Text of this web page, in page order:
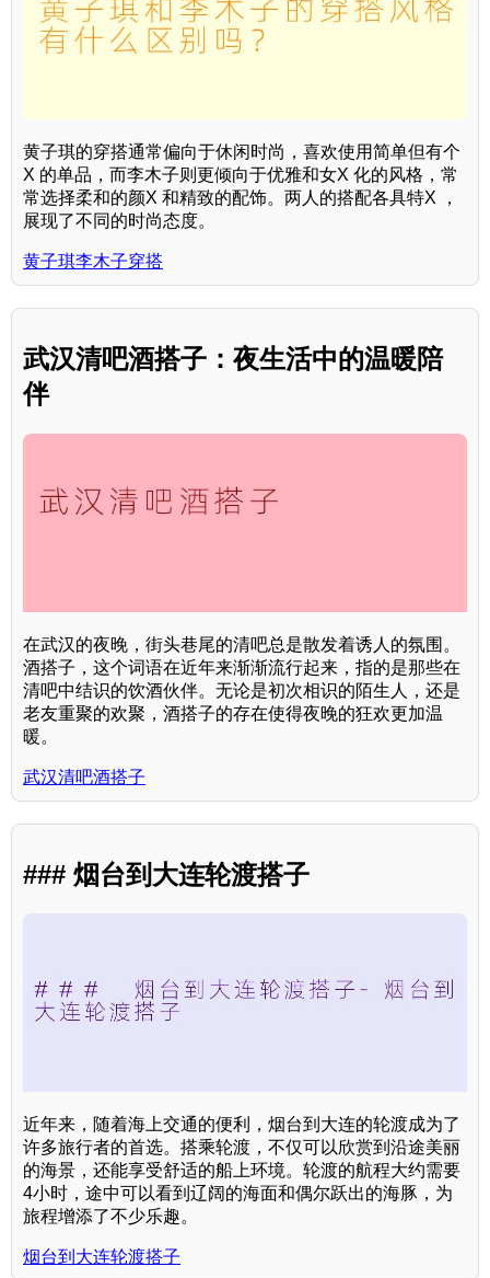
黄子琪的穿搭通常偏向于休闲时尚，喜欢使用简单但有个
X 的单品，而李木子则更倾向于优雅和女X 化的风格，常
常选择柔和的颜X 和精致的配饰。两人的搭配各具特X ，
展现了不同的时尚态度。
黄子琪李木子穿搭
武汉清吧酒搭子：夜生活中的温暖陪
伴
在武汉的夜晚，街头巷尾的清吧总是散发着诱人的氛围。
酒搭子，这个词语在近年来渐渐流行起来，指的是那些在
清吧中结识的饮酒伙伴。无论是初次相识的陌生人，还是
老友重聚的欢聚，酒搭子的存在使得夜晚的狂欢更加温
暖。
武汉清吧酒搭子
### 烟台到大连轮渡搭子
近年来，随着海上交通的便利，烟台到大连的轮渡成为了
许多旅行者的首选。搭乘轮渡，不仅可以欣赏到沿途美丽
的海景，还能享受舒适的船上环境。轮渡的航程大约需要
4小时，途中可以看到辽阔的海面和偶尔跃出的海豚，为
旅程增添了不少乐趣。
烟台到大连轮渡搭子